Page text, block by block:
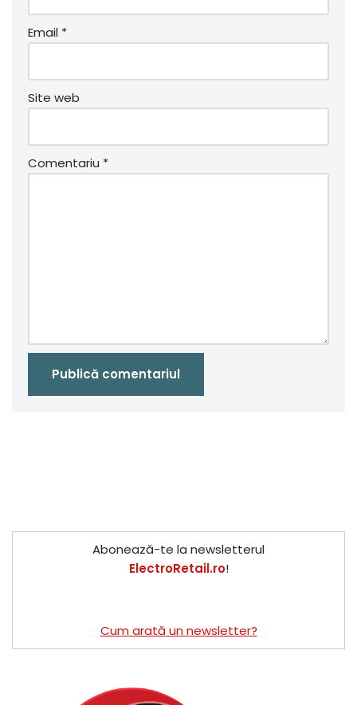
Email *
Site web
Comentariu *
Abonează-te la newsletterul
ElectroRetail.ro!
Cum arată un newsletter?